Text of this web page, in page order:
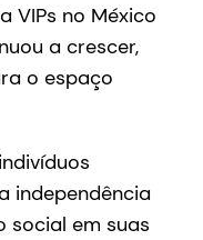
VIPs no México
a crescer,
o espaço
independência
social em suas